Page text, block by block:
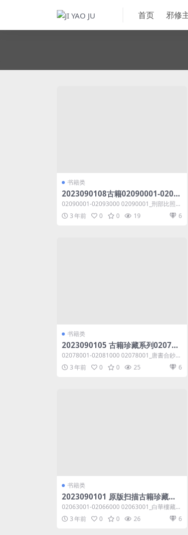
首页 邪修
书籍类
2023090108古籍02090001-0209
3000共7.63GB 刑部比照加減成案
續編八_許槤撰等
02090001-02093000 02090001_刑部比照加
減成案續編八_許...
3 年前 0 0 19 6
书籍类
2023090105 古籍珍藏系列020780
01-02081000共7.81GB 唐書合鈔一
_沈炳震撰等
02078001-02081000 02078001_唐書合鈔一
_沈炳震撰.dj...
3 年前 0 0 25 6
书籍类
2023090101 原版扫描古籍珍藏系
列编号02063001-02066000共6.7
GB
02063001-02066000 02063001_白華樓藏稿
二_茅坤撰.dj...
3 年前 0 0 26 6